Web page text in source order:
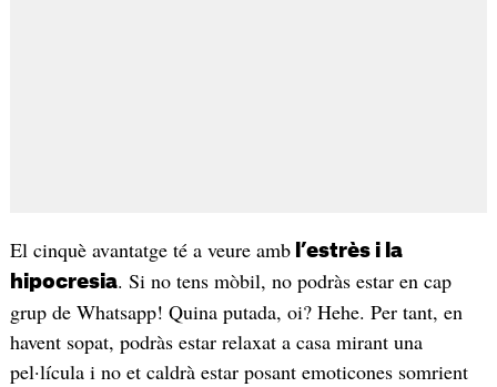
El cinquè avantatge té a veure ambl’estrès i la
hipocresia. Si no tens mòbil, no podràs estar en cap
grup de Whatsapp! Quina putada, oi? Hehe. Per tant, en
havent sopat, podràs estar relaxat a casa mirant una
pel·lícula i no et caldrà estar posant emoticones somrient